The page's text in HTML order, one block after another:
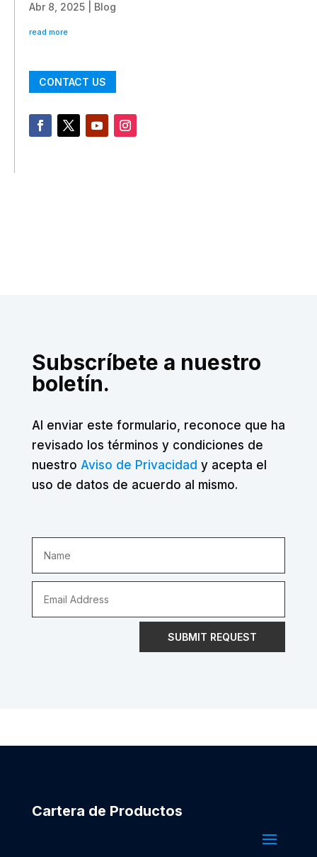
Abr 8, 2025 Blog
read more
CONTACT US
Subscríbete a nuestro
boletín.
Al enviar este formulario, reconoce que ha
revisado los términos y condiciones de
nuestro Aviso de Privacidad y acepta el
uso de datos de acuerdo al mismo.
SUBMIT REQUEST
Cartera de Productos